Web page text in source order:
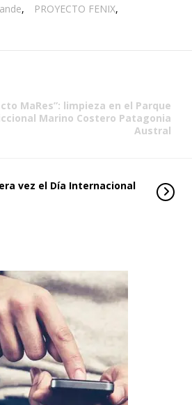
, PROYECTO FENIX,
MaRes”: limpieza en el Parque
Marino Costero Patagonia
Austral
vez el Día Internacional